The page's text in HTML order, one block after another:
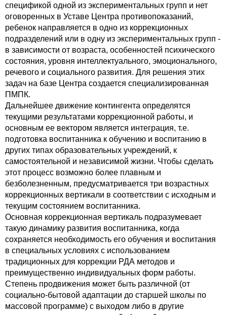
спецификой одной из экспериментальных групп и нет
оговоренных в Уставе Центра противопоказаний,
ребенок направляется в одно из коррекционных
подразделений или в одну из экспериментальных групп -
в зависимости от возраста, особенностей психического
состояния, уровня интеллектуального, эмоционального,
речевого и социального развития. Для решения этих
задач на базе Центра создается специализированная
ПМПК.
Дальнейшее движение контингента определятся
текущими результатами коррекционной работы, и
основным ее вектором является интеграция, т.е.
подготовка воспитанника к обучению и воспитанию в
других типах образовательных учреждений, к
самостоятельной и независимой жизни. Чтобы сделать
этот процесс возможно более плавным и
безболезненным, предусматривается три возрастных
коррекционных вертикали в соответствии с исходным и
текущим состоянием воспитанника.
Основная коррекционная вертикаль подразумевает
такую динамику развития воспитанника, когда
сохраняется необходимость его обучения и воспитания
в специальных условиях с использованием
традиционных для коррекции РДА методов и
преимущественно индивидуальных форм работы.
Степень продвижения может быть различной (от
социально-бытовой адаптации до старшей школы по
массовой программе) с выходом либо в другие